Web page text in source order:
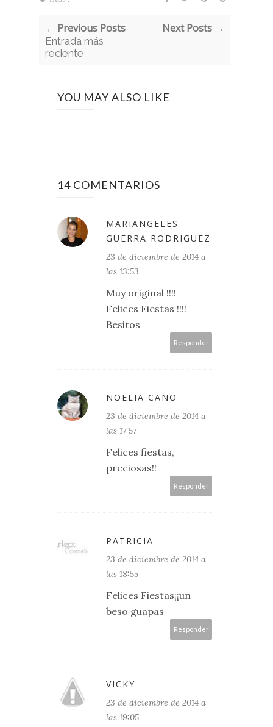
← Previous Posts
Entrada más
reciente
Next Posts →
YOU MAY ALSO LIKE
14 COMENTARIOS
MARIANGELES
GUERRA RODRIGUEZ
23 de diciembre de 2014 a
las 13:53
Muy original !!!!
Felices Fiestas !!!!
Besitos
Responder
NOELIA CANO
23 de diciembre de 2014 a
las 17:57
Felices fiestas,
preciosas!!
Responder
PATRICIA
23 de diciembre de 2014 a
las 18:55
Felices Fiestas¡¡un
beso guapas
Responder
VICKY
23 de diciembre de 2014 a
las 19:05